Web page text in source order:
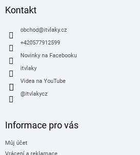
Kontakt
obchod@itvlaky.cz
+420577912599
Novinky na Facebooku
itvlaky
Videa na YouTube
@itvlakycz
Informace pro vás
Můj účet